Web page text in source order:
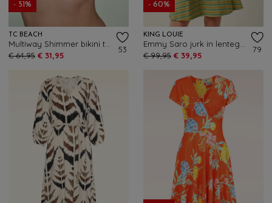
- 51%
TC BEACH
€ 64,95 € 31,95
53
- 60%
KING LOUIE
€ 99,95 € 39,95
79